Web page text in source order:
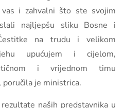
i zahvalni što ste svojim
najljepšu sliku Bosne i
na trudu i velikom
upućujem i cijelom,
i vrijednom timu
poručila je ministrica.
naših predstavnika u